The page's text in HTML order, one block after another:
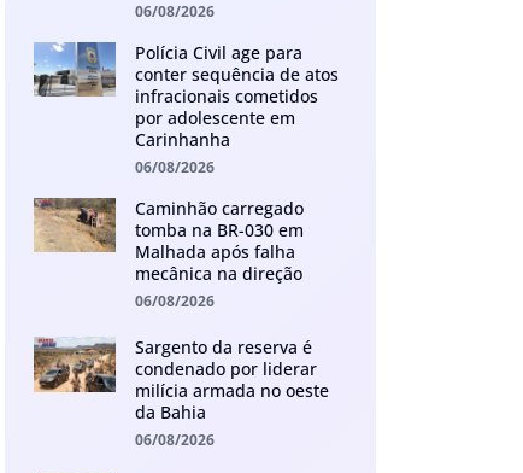
06/08/2026
Polícia Civil age para
conter sequência de atos
infracionais cometidos
por adolescente em
Carinhanha
06/08/2026
Caminhão carregado
tomba na BR-030 em
Malhada após falha
mecânica na direção
06/08/2026
Sargento da reserva é
condenado por liderar
milícia armada no oeste
da Bahia
06/08/2026